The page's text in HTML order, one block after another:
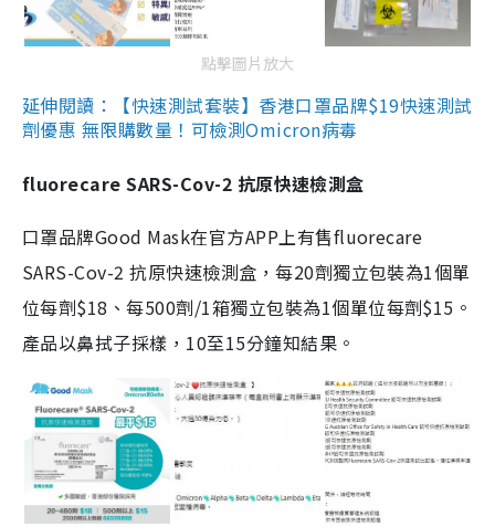
點擊圖片放大
延伸閱讀：【快速測試套裝】香港口罩品牌$19快速測試
劑優惠 無限購數量！可檢測Omicron病毒
fluorecare SARS-Cov-2 抗原快速檢測盒
口罩品牌Good Mask在官方APP上有售fluorecare
SARS-Cov-2 抗原快速檢測盒，每20劑獨立包裝為1個單
位每劑$18、每500劑/1箱獨立包裝為1個單位每劑$15。
產品以鼻拭子採樣，10至15分鐘知結果。